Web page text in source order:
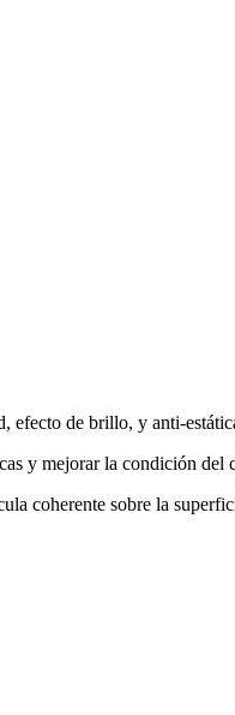
efecto de brillo, y anti-
y mejorar la condición del
coherente sobre la